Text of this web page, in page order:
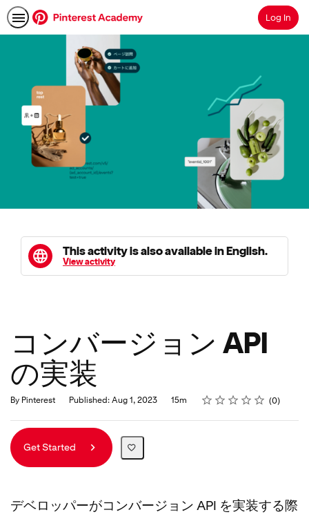
SearchLog In
This activity is also available in English.
View activity
コンバージョン API
の実装
By Pinterest Published: Aug 1, 2023
Duration 15m Rating
1 star
2 stars
3 stars
4 stars
5 stars
Average rating: 0 0
No reviews
Get Started
デベロッパーがコンバージョン API を実装する際